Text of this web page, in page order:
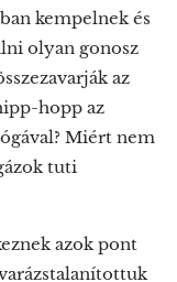
kempelnek és
olyan gonosz
az
hopp az
Miért nem
tuti
azok pont